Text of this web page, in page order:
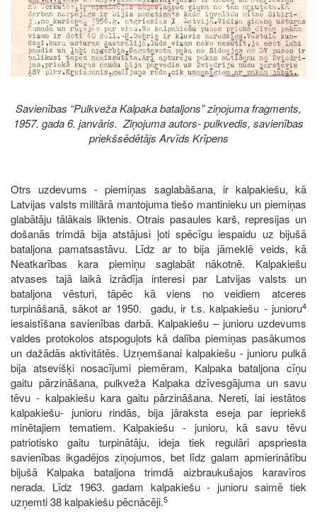
Savienības “Pulkveža Kalpaka bataljons” ziņojuma fragments,
1957. gada 6. janvāris. Ziņojuma autors- pulkvedis, savienības
priekšsēdētājs Arvīds Krīpens
Otrs uzdevums - piemiņas saglabāšana, ir kalpakiešu, kā
Latvijas valsts militārā mantojuma tiešo mantinieku un piemiņas
glabātāju tālākais liktenis. Otrais pasaules karš, represijas un
došanās trimdā bija atstājusi ļoti spēcīgu iespaidu uz bijušā
bataljona pamatsastāvu. Līdz ar to bija jāmeklē veids, kā
Neatkarības kara piemiņu saglabāt nākotnē. Kalpakiešu
atvases tajā laikā izrādīja interesi par Latvijas valsts un
bataljona vēsturi, tāpēc kā viens no veidiem atceres
turpināšanā, sākot ar 1950. gadu, ir t.s. kalpakiešu - junioru4
iesaistīšana savienības darbā. Kalpakiešu – junioru uzdevums
valdes protokolos atspoguļots kā dalība piemiņas pasākumos
un dažādās aktivitātēs. Uzņemšanai kalpakiešu - junioru pulkā
bija atsevišķi nosacījumi piemēram, Kalpaka bataljona cīņu
gaitu pārzināšana, pulkveža Kalpaka dzīvesgājuma un savu
tēvu - kalpakiešu kara gaitu pārzināšana. Nereti, lai iestātos
kalpakiešu- junioru rindās, bija jāraksta eseja par iepriekš
minētajiem tematiem. Kalpakiešu - junioru, kā savu tēvu
patriotisko gaitu turpinātāju, ideja tiek regulāri apspriesta
savienības ikgadējos ziņojumos, bet līdz galam apmierinātību
bijušā Kalpaka bataljona trimdā aizbraukušajos karavīros
nerada. Līdz 1963. gadam kalpakiešu - junioru saimē tiek
uzņemti 38 kalpakiešu pēcnācēji.5